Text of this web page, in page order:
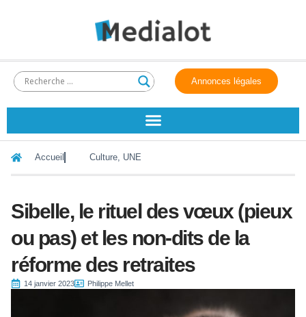
Annonces légales
Accueil Culture, UNE
Sibelle, le rituel des vœux (pieux
ou pas) et les non-dits de la
réforme des retraites
14 janvier 2023 Philippe Mellet